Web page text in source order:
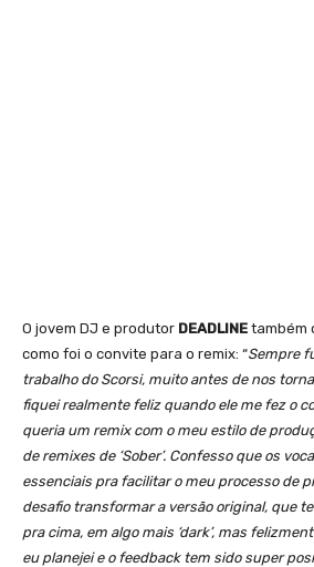
O jovem DJ e produtor DEADLINE também
como foi o convite para o remix: “Sempre
trabalho do Scorsi, muito antes de nos
fiquei realmente feliz quando ele me fez o
queria um remix com o meu estilo de
de remixes de ‘Sober’. Confesso que os
essenciais pra facilitar o meu processo de
desafio transformar a versão original, que
pra cima, em algo mais ‘dark’, mas
eu planejei e o feedback tem sido super